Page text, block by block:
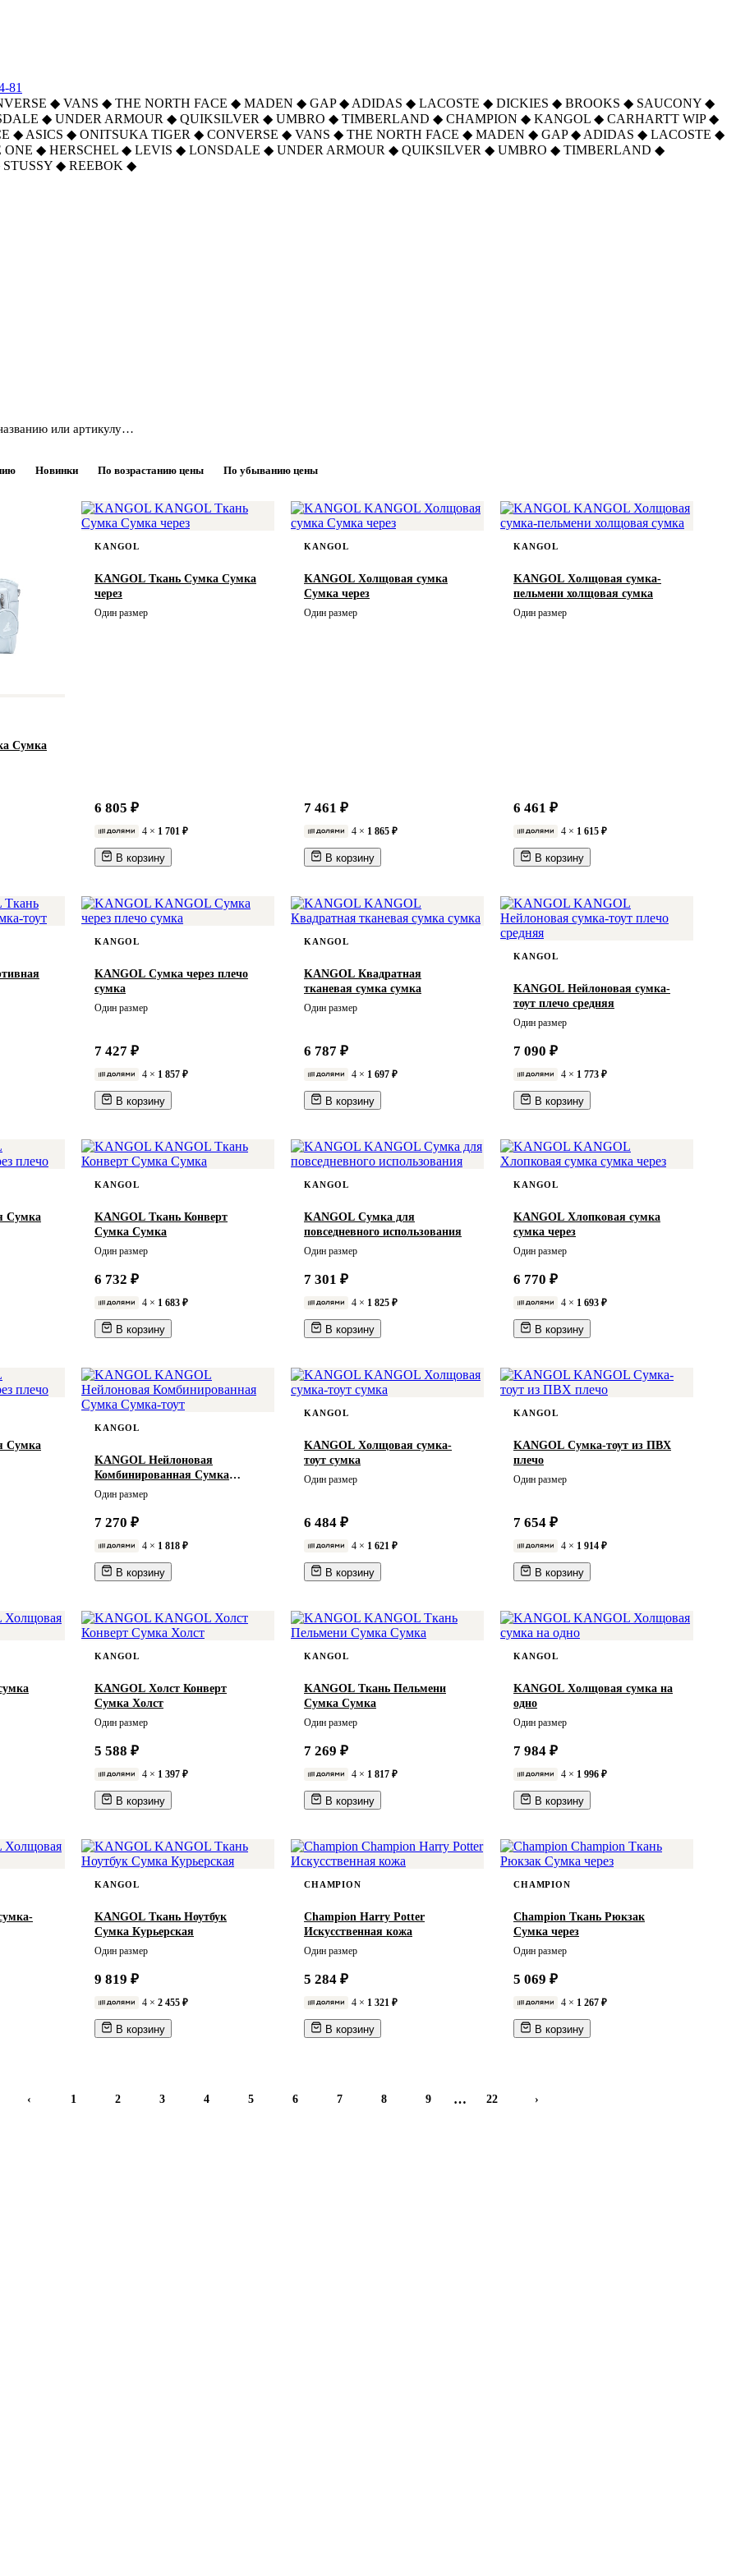
81
◆ VANS ◆ THE NORTH FACE ◆ MADEN ◆ GAP ◆ ADIDAS ◆ LACOSTE ◆ DICKIES ◆ BROOKS ◆ SAUCONY ◆
◆ UNDER ARMOUR ◆ QUIKSILVER ◆ UMBRO ◆ TIMBERLAND ◆ CHAMPION ◆ KANGOL ◆ CARHARTT WIP ◆
◆ ASICS ◆ ONITSUKA TIGER ◆ CONVERSE ◆ VANS ◆ THE NORTH FACE ◆ MADEN ◆ GAP ◆ ADIDAS ◆ LACOSTE ◆
ONE ◆ HERSCHEL ◆ LEVIS ◆ LONSDALE ◆ UNDER ARMOUR ◆ QUIKSILVER ◆ UMBRO ◆ TIMBERLAND ◆
STUSSY ◆ REEBOK ◆
Новинки По возрастанию цены По убыванию цены
Сумка
KANGOL
KANGOL Ткань Сумка Сумка
через
Один размер
6 805 ₽
4 × 1 701 ₽
В корзину
KANGOL
KANGOL Холщовая сумка
Сумка через
Один размер
7 461 ₽
4 × 1 865 ₽
В корзину
KANGOL
KANGOL Холщовая сумка-
пельмени холщовая сумка
Один размер
6 461 ₽
4 × 1 615 ₽
В корзину
KANGOL
KANGOL Сумка через плечо
сумка
Один размер
7 427 ₽
4 × 1 857 ₽
В корзину
KANGOL
KANGOL Квадратная
тканевая сумка сумка
Один размер
6 787 ₽
4 × 1 697 ₽
В корзину
KANGOL
KANGOL Нейлоновая сумка-
тоут плечо средняя
Один размер
7 090 ₽
4 × 1 773 ₽
В корзину
Сумка
KANGOL
KANGOL Ткань Конверт
Сумка Сумка
Один размер
6 732 ₽
4 × 1 683 ₽
В корзину
KANGOL
KANGOL Сумка для
повседневного использования
Один размер
7 301 ₽
4 × 1 825 ₽
В корзину
KANGOL
KANGOL Хлопковая сумка
сумка через
Один размер
6 770 ₽
4 × 1 693 ₽
В корзину
Сумка
KANGOL
KANGOL Нейлоновая
Комбинированная Сумка
Сумка-тоут
Один размер
7 270 ₽
4 × 1 818 ₽
В корзину
KANGOL
KANGOL Холщовая сумка-
тоут сумка
Один размер
6 484 ₽
4 × 1 621 ₽
В корзину
KANGOL
KANGOL Сумка-тоут из ПВХ
плечо
Один размер
7 654 ₽
4 × 1 914 ₽
В корзину
KANGOL
KANGOL Холст Конверт
Сумка Холст
Один размер
5 588 ₽
4 × 1 397 ₽
В корзину
KANGOL
KANGOL Ткань Пельмени
Сумка Сумка
Один размер
7 269 ₽
4 × 1 817 ₽
В корзину
KANGOL
KANGOL Холщовая сумка на
одно
Один размер
7 984 ₽
4 × 1 996 ₽
В корзину
KANGOL
KANGOL Ткань Ноутбук
Сумка Курьерская
Один размер
9 819 ₽
4 × 2 455 ₽
В корзину
CHAMPION
Champion Harry Potter
Искусственная кожа
Один размер
5 284 ₽
4 × 1 321 ₽
В корзину
CHAMPION
Champion Ткань Рюкзак
Сумка через
Один размер
5 069 ₽
4 × 1 267 ₽
В корзину
‹ 1 2 3 4 5 6 7 8 9 … 22 ›